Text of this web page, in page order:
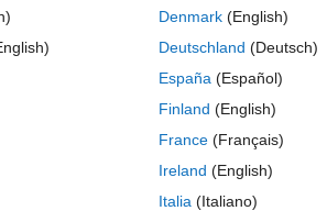
have a 3D array with the dimension of
a way to retrieve all the data that the
that deals with a 2D array, but haven't
various packages on Matlab that deals
i don;t have much of an idea of how to
Denmark (English)
Deutschland (Deutsch)
España (Español)
Finland (English)
France (Français)
Ireland (English)
Italia (Italiano)